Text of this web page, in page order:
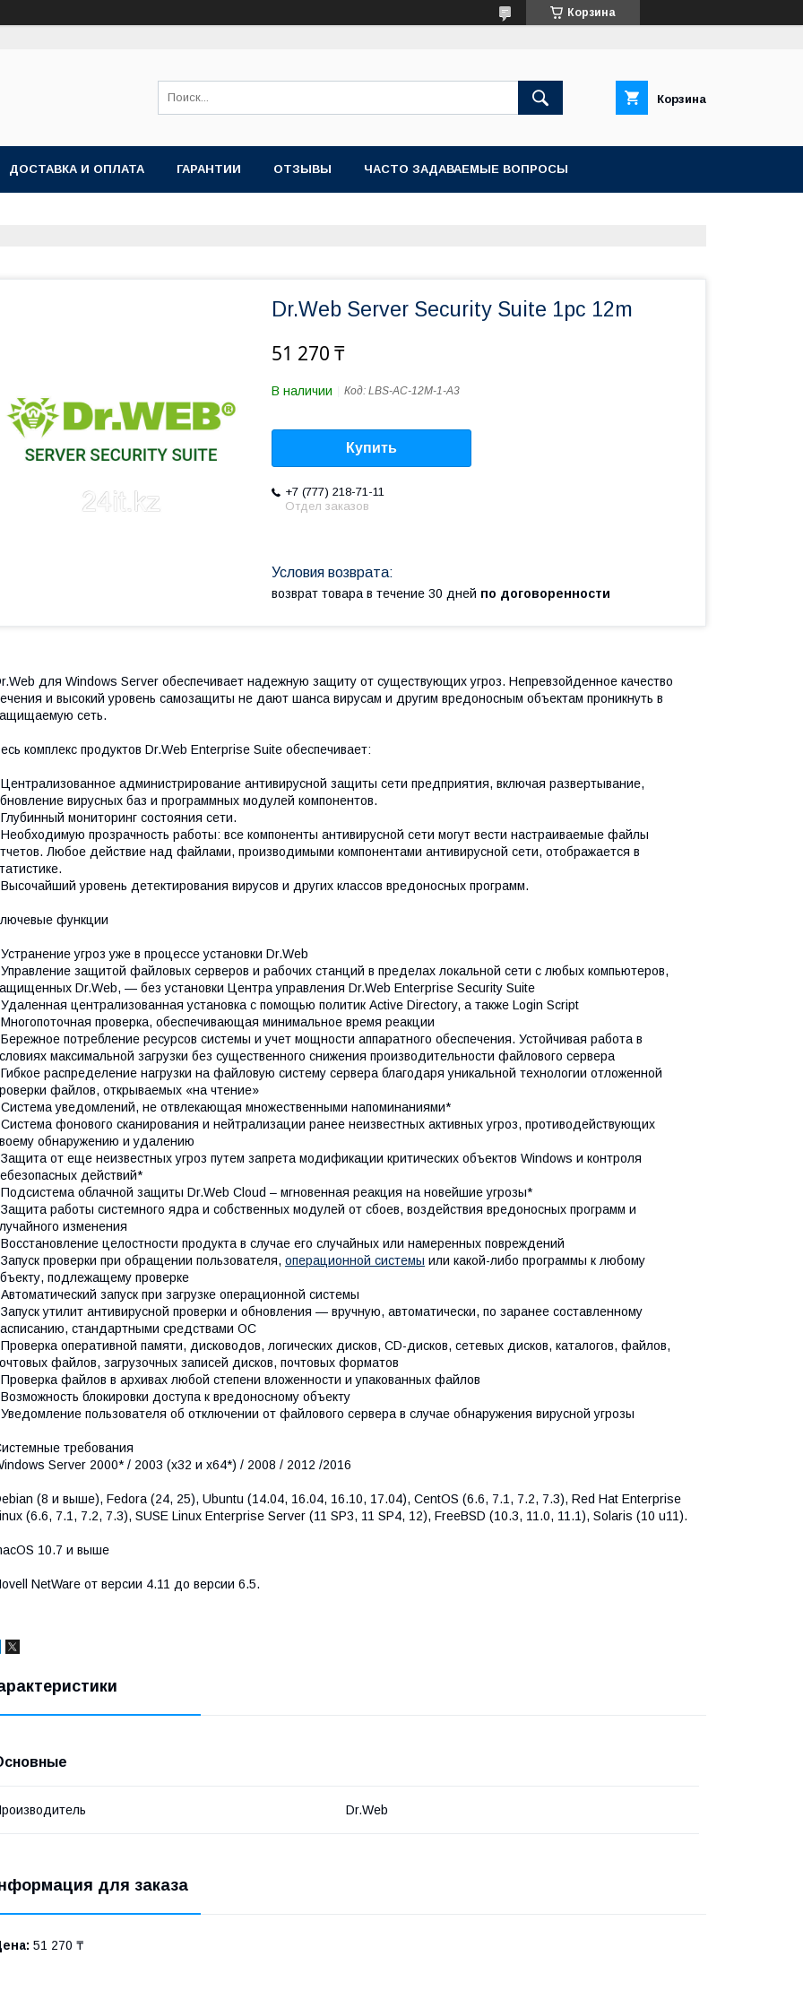
Корзина
Корзина
ДОСТАВКА И ОПЛАТА ГАРАНТИИ ОТЗЫВЫ ЧАСТО ЗАДАВАЕМЫЕ ВОПРОСЫ
Dr.Web Server Security Suite 1pc 12m
51 270 ₸
В наличии Код: LBS-AC-12M-1-A3
Купить
+7 (777) 218-71-11
Отдел заказов
возврат товара в течение 30 дней по договоренности
для Windows Server обеспечивает надежную защиту от существующих угроз. Непревзойденное качество
и высокий уровень самозащиты не дают шанса вирусам и другим вредоносным объектам проникнуть в
сеть.
комплекс продуктов Dr.Web Enterprise Suite обеспечивает:
администрирование антивирусной защиты сети предприятия, включая развертывание,
вирусных баз и программных модулей компонентов.
мониторинг состояния сети.
прозрачность работы: все компоненты антивирусной сети могут вести настраиваемые файлы
Любое действие над файлами, производимыми компонентами антивирусной сети, отображается в
уровень детектирования вирусов и других классов вредоносных программ.
функции
угроз уже в процессе установки Dr.Web
защитой файловых серверов и рабочих станций в пределах локальной сети с любых компьютеров,
Dr.Web, — без установки Центра управления Dr.Web Enterprise Security Suite
централизованная установка с помощью политик Active Directory, а также Login Script
проверка, обеспечивающая минимальное время реакции
потребление ресурсов системы и учет мощности аппаратного обеспечения. Устойчивая работа в
максимальной загрузки без существенного снижения производительности файлового сервера
распределение нагрузки на файловую систему сервера благодаря уникальной технологии отложенной
файлов, открываемых «на чтение»
уведомлений, не отвлекающая множественными напоминаниями*
фонового сканирования и нейтрализации ранее неизвестных активных угроз, противодействующих
обнаружению и удалению
от еще неизвестных угроз путем запрета модификации критических объектов Windows и контроля
действий*
облачной защиты Dr.Web Cloud – мгновенная реакция на новейшие угрозы*
работы системного ядра и собственных модулей от сбоев, воздействия вредоносных программ и
изменения
целостности продукта в случае его случайных или намеренных повреждений
проверки при обращении пользователя, операционной системы или какой-либо программы к любому
подлежащему проверке
запуск при загрузке операционной системы
утилит антивирусной проверки и обновления — вручную, автоматически, по заранее составленному
стандартными средствами ОС
оперативной памяти, дисководов, логических дисков, CD-дисков, сетевых дисков, каталогов, файлов,
файлов, загрузочных записей дисков, почтовых форматов
файлов в архивах любой степени вложенности и упакованных файлов
блокировки доступа к вредоносному объекту
пользователя об отключении от файлового сервера в случае обнаружения вирусной угрозы
требования
Server 2000* / 2003 (х32 и х64*) / 2008 / 2012 /2016
(8 и выше), Fedora (24, 25), Ubuntu (14.04, 16.04, 16.10, 17.04), CentOS (6.6, 7.1, 7.2, 7.3), Red Hat Enterprise
(6.6, 7.1, 7.2, 7.3), SUSE Linux Enterprise Server (11 SP3, 11 SP4, 12), FreeBSD (10.3, 11.0, 11.1), Solaris (10 u11).
10.7 и выше
NetWare от версии 4.11 до версии 6.5.
Dr.Web
для заказа
51 270 ₸